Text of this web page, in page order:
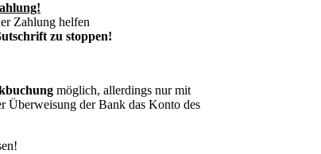
Zahlung helfen
zu stoppen!
möglich, allerdings nur mit
Überweisung der Bank das Konto des